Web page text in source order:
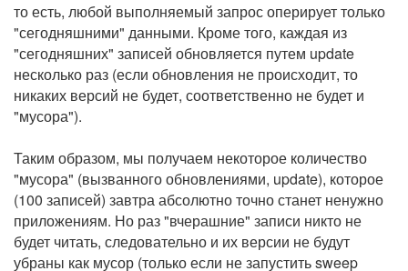
то есть, любой выполняемый запрос оперирует только
"сегодняшними" данными. Кроме того, каждая из
"сегодняшних" записей обновляется путем update
несколько раз (если обновления не происходит, то
никаких версий не будет, соответственно не будет и
"мусора").
Таким образом, мы получаем некоторое количество
"мусора" (вызванного обновлениями, update), которое
(100 записей) завтра абсолютно точно станет ненужно
приложениям. Но раз "вчерашние" записи никто не
будет читать, следовательно и их версии не будут
убраны как мусор (только если не запустить sweep